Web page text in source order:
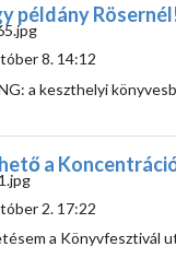
példány
8. 14:12
a keszthelyi
a
2. 17:22
a Könyvfesztivál